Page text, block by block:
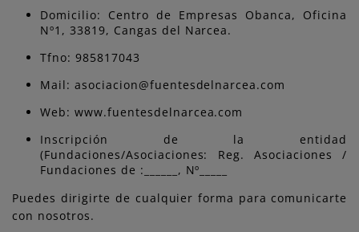
Domicilio: Centro de Empresas Obanca, Oficina
Nº1, 33819, Cangas del Narcea.
Tfno: 985817043
Mail: asociacion@fuentesdelnarcea.com
Web: www.fuentesdelnarcea.com
Inscripción de la entidad
(Fundaciones/Asociaciones: Reg. Asociaciones /
Fundaciones de :______, Nº_____
Puedes dirigirte de cualquier forma para comunicarte
con nosotros.